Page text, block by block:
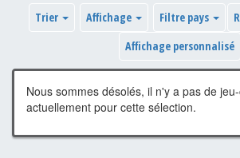
Trier Affichage Filtre pays
Affichage personnalisé
Nous sommes désolés, il n'y a pas de
actuellement pour cette sélection.